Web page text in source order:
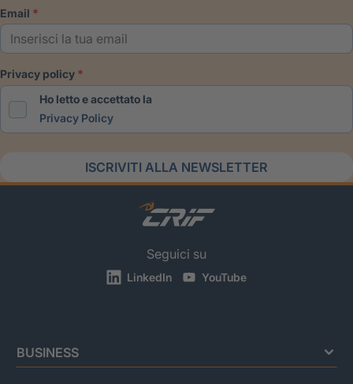
email
privacy policy
Ho letto e accettato la
Privacy Policy
ISCRIVITI ALLA NEWSLETTER
Seguici su
LinkedIn YouTube
BUSINESS